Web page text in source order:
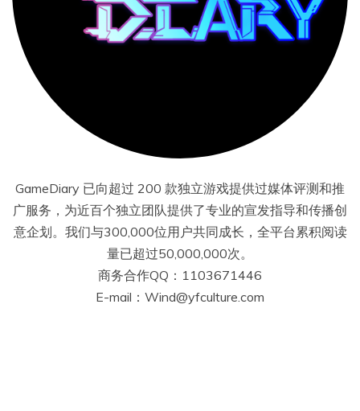
GameDiary 已向超过 200 款独立游戏提供过媒体评测和推
广服务，为近百个独立团队提供了专业的宣发指导和传播创
意企划。我们与300,000位用户共同成长，全平台累积阅读
量已超过50,000,000次。
商务合作QQ：1103671446
E-mail：Wind@yfculture.com